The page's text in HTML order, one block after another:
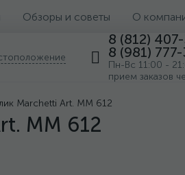
Обзоры и советы О
8 (812)
8 (981)
Пн-Вс 11:00 -
прием заказов
Marchetti Art. MM 612
MM 612